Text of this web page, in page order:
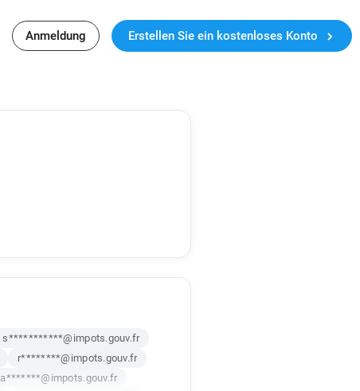
Anmeldung Erstellen Sie ein kostenloses Konto
s***********@impots.gouv.fr
r********@impots.gouv.fr
a*******@impots.gouv.fr